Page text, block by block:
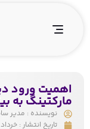
اهمیت ورود
مارکتینگ به
نویسنده : مدیر
تاریخ انتشار : خرداد ۶, ۱۴۰۱